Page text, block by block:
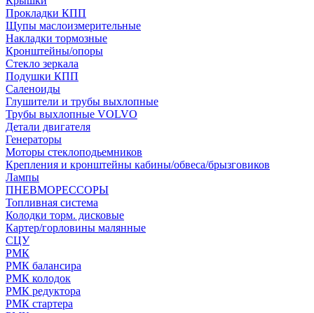
Прокладки КПП
Щупы маслоизмерительные
Накладки тормозные
Кронштейны/опоры
Стекло зеркала
Подушки КПП
Саленоиды
Глушители и трубы выхлопные
Трубы выхлопные VOLVO
Детали двигателя
Генераторы
Моторы стеклоподьемников
Крепления и кронштейны кабины/обвеса/брызговиков
Лампы
ПНЕВМОРЕССОРЫ
Топливная система
Колодки торм. дисковые
Картер/горловины малянные
СЦУ
РМК
РМК балансира
РМК колодок
РМК редуктора
РМК стартера